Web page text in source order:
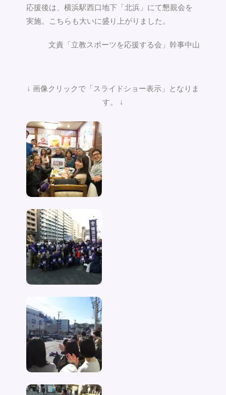
応援後は、横浜駅西口地下「北浜」にて懇親会を
実施。こちらも大いに盛り上がりました。
文責「立教スポーツを応援する会」幹事中山
↓ 画像クリックで「スライドショー表示」となりま
す。 ↓